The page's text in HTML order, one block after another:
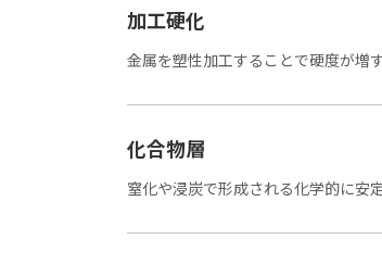
加工硬化
金属を塑性加工することで硬度が増
化合物層
窒化や浸炭で形成される化学的に安